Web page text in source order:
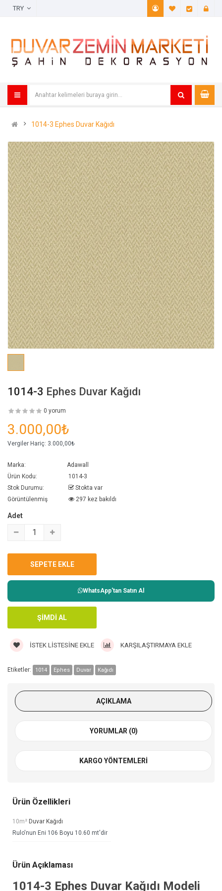
A. Listem
1014-3 Ephes Duvar Kağıdı
1014-3 Ephes Duvar Kağıdı
0 yorum
3.000,00₺
Vergiler Hariç: 3.000,00₺
Marka:
Adawall
Ürün Kodu:
1014-3
Stok Durumu:
Stokta var
Görüntülenmiş
297 kez bakıldı
Adet
WhatsApp'tan Satın Al
İSTEK LISTESINE EKLE KARŞILAŞTIRMAYA EKLE
Etiketler: 1014 Ephes Duvar Kağıdı
AÇIKLAMA
YORUMLAR (0)
KARGO YÖNTEMLERI
Ürün Özellikleri
10m² Duvar Kağıdı
Rulo'nun Eni 106 Boyu 10.60 mt'dir
Ürün Açıklaması
1014-3 Ephes Duvar Kağıdı Modeli